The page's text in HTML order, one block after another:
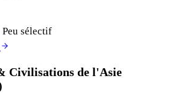
Peu sélectif
Civilisations de l'Asie